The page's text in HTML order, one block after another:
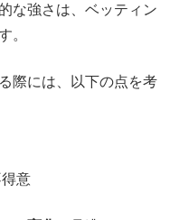
な強さは、ベッティン
。
際には、以下の点を考
意